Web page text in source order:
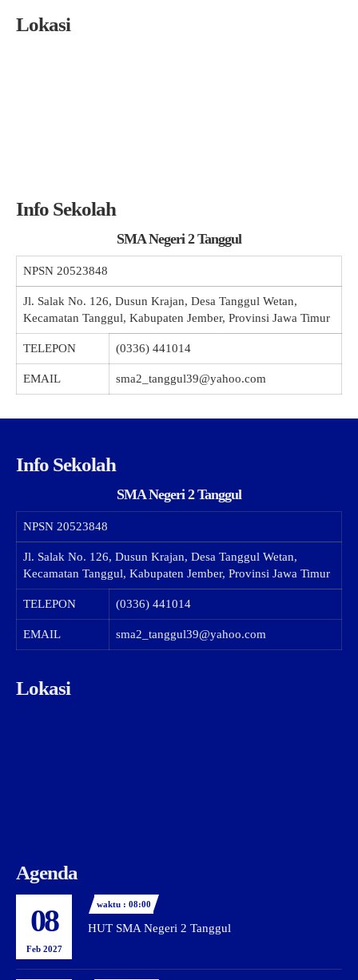
Lokasi
Info Sekolah
SMA Negeri 2 Tanggul
NPSN 20523848
Jl. Salak No. 126, Dusun Krajan, Desa Tanggul Wetan,
Kecamatan Tanggul, Kabupaten Jember, Provinsi Jawa Timur
TELEPON (0336) 441014
EMAIL sma2_tanggul39@yahoo.com
Info Sekolah
SMA Negeri 2 Tanggul
NPSN 20523848
Jl. Salak No. 126, Dusun Krajan, Desa Tanggul Wetan,
Kecamatan Tanggul, Kabupaten Jember, Provinsi Jawa Timur
TELEPON (0336) 441014
EMAIL sma2_tanggul39@yahoo.com
Lokasi
Agenda
08
Feb 2027
waktu : 08:00
HUT SMA Negeri 2 Tanggul